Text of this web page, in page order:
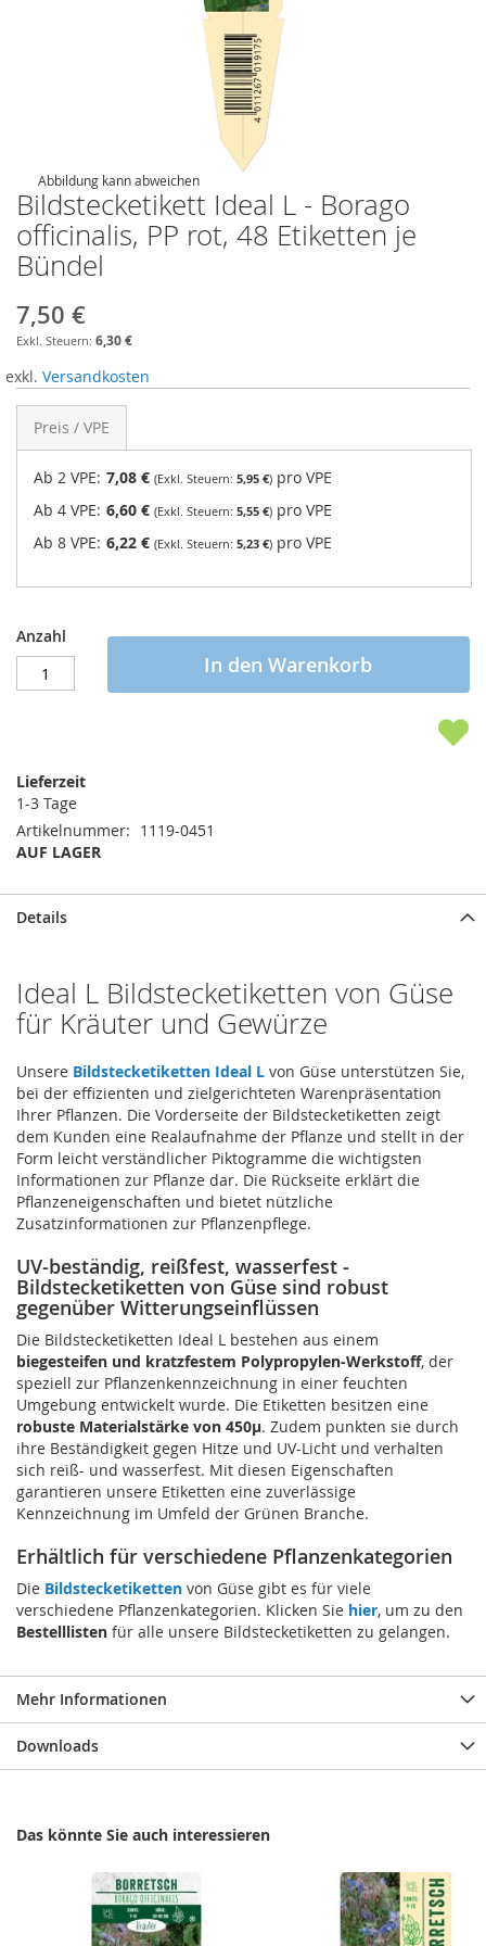
Abbildung kann abweichen
Bildstecketikett Ideal L - Borago
officinalis, PP rot, 48 Etiketten je
Bündel
7,50 €
6,30 €
exkl. Versandkosten
Preis / VPE
Ab 2 VPE: 7,08 € 5,95 € pro VPE
Ab 4 VPE: 6,60 € 5,55 € pro VPE
Ab 8 VPE: 6,22 € 5,23 € pro VPE
Anzahl
In den Warenkorb
Lieferzeit
1-3 Tage
Artikelnummer
1119-0451
AUF LAGER
Details
Ideal L Bildstecketiketten von Güse
für Kräuter und Gewürze
Unsere Bildstecketiketten Ideal L von Güse unterstützen Sie,
bei der effizienten und zielgerichteten Warenpräsentation
Ihrer Pflanzen. Die Vorderseite der Bildstecketiketten zeigt
dem Kunden eine Realaufnahme der Pflanze und stellt in der
Form leicht verständlicher Piktogramme die wichtigsten
Informationen zur Pflanze dar. Die Rückseite erklärt die
Pflanzeneigenschaften und bietet nützliche
Zusatzinformationen zur Pflanzenpflege.
UV-beständig, reißfest, wasserfest -
Bildstecketiketten von Güse sind robust
gegenüber Witterungseinflüssen
Die Bildstecketiketten Ideal L bestehen aus einem
biegesteifen und kratzfestem Polypropylen-Werkstoff, der
speziell zur Pflanzenkennzeichnung in einer feuchten
Umgebung entwickelt wurde. Die Etiketten besitzen eine
robuste Materialstärke von 450µ. Zudem punkten sie durch
ihre Beständigkeit gegen Hitze und UV-Licht und verhalten
sich reiß- und wasserfest. Mit diesen Eigenschaften
garantieren unsere Etiketten eine zuverlässige
Kennzeichnung im Umfeld der Grünen Branche.
Erhältlich für verschiedene Pflanzenkategorien
Die Bildstecketiketten von Güse gibt es für viele
verschiedene Pflanzenkategorien. Klicken Sie hier, um zu den
Bestelllisten für alle unsere Bildstecketiketten zu gelangen.
Mehr Informationen
Downloads
Das könnte Sie auch interessieren